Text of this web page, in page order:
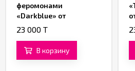
феромонами
«Darkblue» от
«Shiatsu» (15 ML)
23 000 T
В корзину